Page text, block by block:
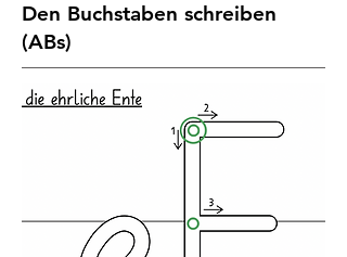
Den Buchstaben schreiben
(ABs)